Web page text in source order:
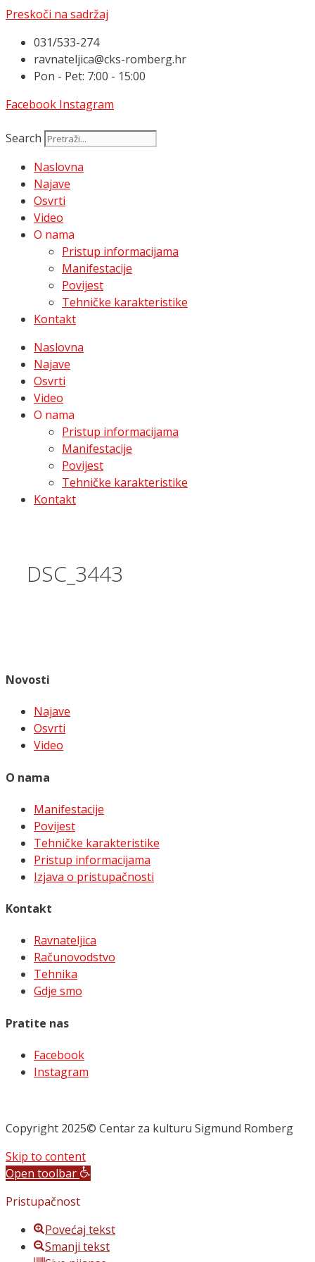
Preskoči na sadržaj
031/533-274
ravnateljica@cks-romberg.hr
Pon - Pet: 7:00 - 15:00
Facebook Instagram
Search
Naslovna
Najave
Osvrti
Video
O nama
Pristup informacijama
Manifestacije
Povijest
Tehničke karakteristike
Kontakt
Naslovna
Najave
Osvrti
Video
O nama
Pristup informacijama
Manifestacije
Povijest
Tehničke karakteristike
Kontakt
DSC_3443
Novosti
Najave
Osvrti
Video
O nama
Manifestacije
Povijest
Tehničke karakteristike
Pristup informacijama
Izjava o pristupačnosti
Kontakt
Ravnateljica
Računovodstvo
Tehnika
Gdje smo
Pratite nas
Facebook
Instagram
Copyright 2025© Centar za kulturu Sigmund Romberg
Skip to content
Open toolbar
Pristupačnost
Povećaj tekst
Smanji tekst